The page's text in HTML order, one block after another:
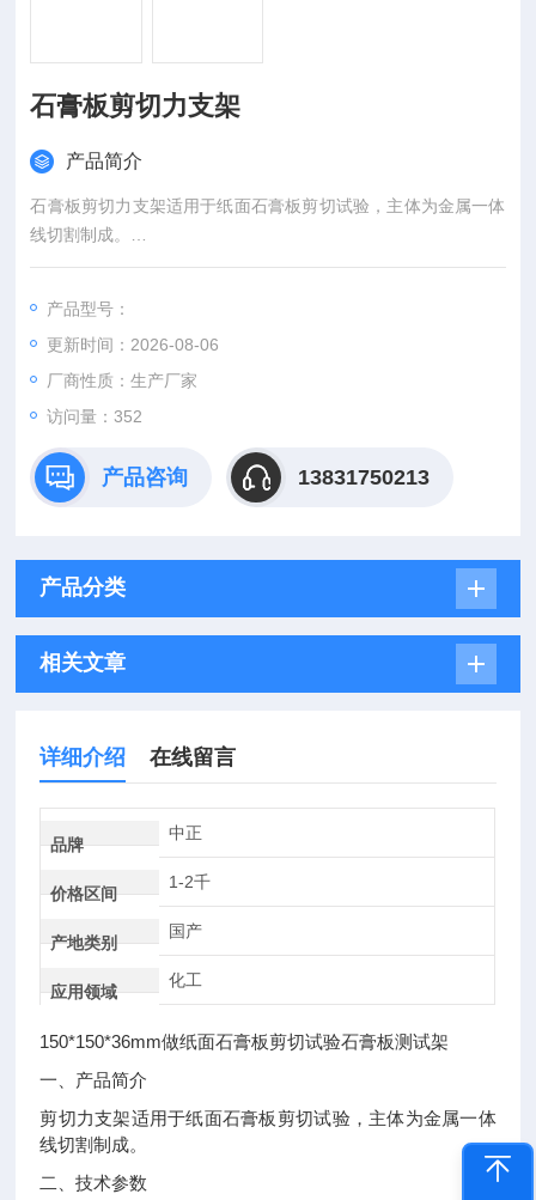
石膏板剪切力支架
产品简介
石膏板剪切力支架适用于纸面石膏板剪切试验，主体为金属一体
线切割制成。
二、技术参数
外型尺寸：150×150×36mm
重量：2.3kg
产品型号：
更新时间：2026-08-06
厂商性质：生产厂家
访问量：352
产品咨询 13831750213
产品分类
相关文章
详细介绍 在线留言
品牌
中正
价格区间
1-2千
产地类别
国产
应用领域
化工
150*150*36mm做纸面石膏板剪切试验石膏板测试架
一、产品简介
剪切力支架适用于纸面石膏板剪切试验，主体为金属一体
线切割制成。
二、技术参数